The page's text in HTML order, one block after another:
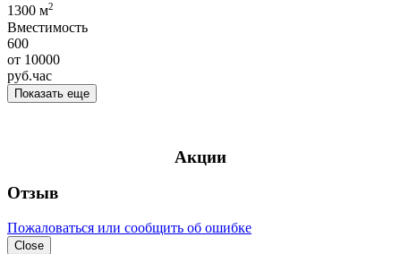
1300 м2
Вместимость
600
от 10000
руб.час
Показать еще
Акции
Отзыв
Пожаловаться или сообщить об ошибке
Close